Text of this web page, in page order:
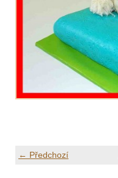
← Předchozí